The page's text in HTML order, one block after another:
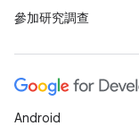
參加研究調查
Android